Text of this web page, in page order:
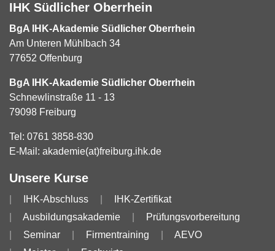
IHK Südlicher Oberrhein
BgA IHK-Akademie Südlicher Oberrhein
Am Unteren Mühlbach 34
77652 Offenburg
BgA IHK-Akademie Südlicher Oberrhein
Schnewlinstraße 11 - 13
79098 Freiburg
Tel: 0761 3858-830
E-Mail: akademie(at)freiburg.ihk.de
Unsere Kurse
IHK-Abschluss
IHK-Zertifikat
Ausbildungsakademie
Prüfungsvorbereitung
Seminar
Firmentraining
AEVO